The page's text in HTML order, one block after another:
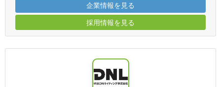
企業情報を見る
採用情報を見る